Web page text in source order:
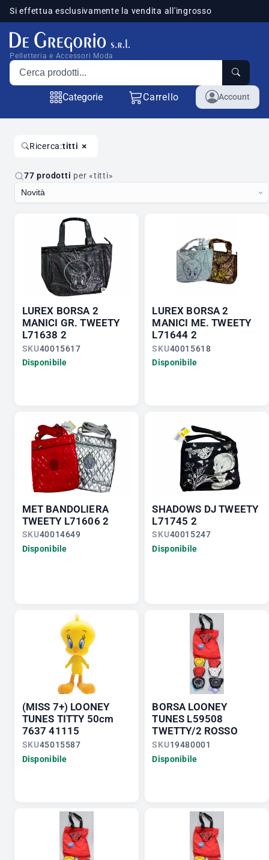
Si effettua esclusivamente la vendita all'ingrosso
Pelletteria e Accessori Moda
Cerca prodotti
Categorie Carrello Account
Ricerca:titti ×
77 prodotti per «titti»
LUREX BORSA 2
MANICI GR. TWEETY
L71638 2
SKU40015617
Disponibile
LUREX BORSA 2
MANICI ME. TWEETY
L71644 2
SKU40015618
Disponibile
MET BANDOLIERA
TWEETY L71606 2
SKU40014649
Disponibile
SHADOWS DJ TWEETY
L71745 2
SKU40015247
Disponibile
(MISS 7+) LOONEY
TUNES TITTY 50cm
7637 41115
SKU45015587
Disponibile
BORSA LOONEY
TUNES L59508
TWETTY/2 ROSSO
SKU19480001
Disponibile